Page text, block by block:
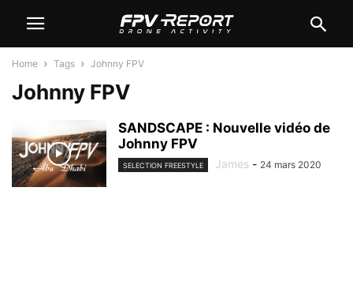
Home Tags Johnny FPV
Johnny FPV
SANDSCAPE : Nouvelle vidéo de
Johnny FPV
SELECTION FREESTYLE James - 24 mars 2020